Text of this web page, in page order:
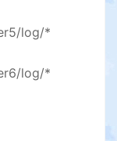
log/*
log/*